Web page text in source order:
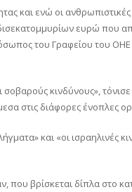
και ενώ οι
ευρώ που
του Γραφείου του
σοβαρούς κινδύνους»,
στις διάφορες ένοπλες
και «οι ισραηλινές
που βρίσκεται δίπλα στο